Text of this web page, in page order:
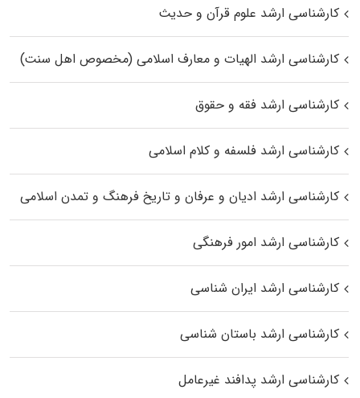
کارشناسی ارشد علوم قرآن و حدیث
کارشناسی ارشد الهیات و معارف اسلامی (مخصوص اهل سنت)
کارشناسی ارشد فقه و حقوق
کارشناسی ارشد فلسفه و کلام اسلامی
کارشناسی ارشد ادیان و عرفان و تاریخ فرهنگ و تمدن اسلامی
کارشناسی ارشد امور فرهنگی
کارشناسی ارشد ایران شناسی
کارشناسی ارشد باستان شناسی
کارشناسی ارشد پدافند غیرعامل